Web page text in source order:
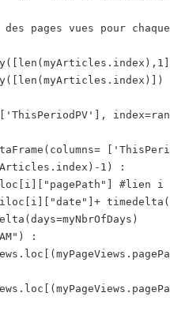
pages vues pour
1) :
#lien i
: